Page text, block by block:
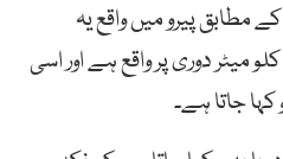
مطابق پیرو میں واقع یہ
مشہور دریا کیوسکو سے 100 کلو میٹر دوری پر واقع ہے اور اسی
جاتا ہے۔